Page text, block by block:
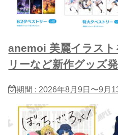
anemoi 美麗イラスト
リーなど新作グッズ
期間 : 2026年8月9日〜9月